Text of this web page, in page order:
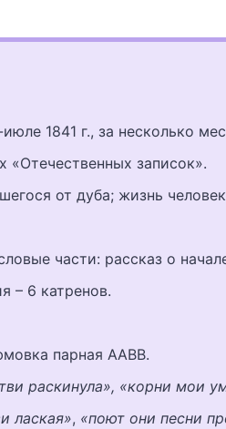
1841 г., за несколько
записок».
от дуба; жизнь
части: рассказ о
– 6 катренов.
парная ААВВ.
раскинула», «корни мои
лаская», «поют они песни